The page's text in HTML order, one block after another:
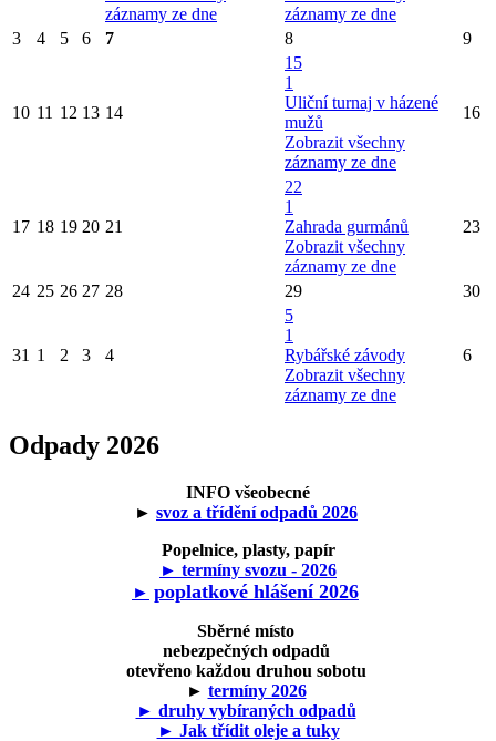
záznamy ze dne
záznamy ze dne
3
4 5 6 7 8 9
10 11 12 13 14
15
1
Uliční turnaj v házené
mužů
Zobrazit všechny
záznamy ze dne
16
17 18 19 20 21
22
1
Zahrada gurmánů
Zobrazit všechny
záznamy ze dne
23
24 25 26 27 28 29 30
31 1 2 3 4
5
1
Rybářské závody
Zobrazit všechny
záznamy ze dne
6
Odpady 2026
INFO všeobecné
► svoz a třídění odpadů 2026
Popelnice, plasty, papír
► termíny svozu - 2026
► poplatkové hlášení 2026
Sběrné místo
nebezpečných odpadů
otevřeno každou druhou sobotu
► termíny 2026
► druhy vybíraných odpadů
► Jak třídit oleje a tuky